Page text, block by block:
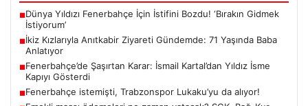
■Dünya Yıldızı Fenerbahçe İçin İstifini Bozdu! ‘Bırakın Gidmek
İstiyorum’
■İkiz Kızlarıyla Anıtkabir Ziyareti Gündemde: 71 Yaşında Baba
Anlatıyor
■Fenerbahçe’de Şaşırtan Karar: İsmail Kartal’dan Yıldız İsme
Kapıyı Gösterdi
■Fenerbahçe istemişti, Trabzonspor Lukaku’yu da alıyor!